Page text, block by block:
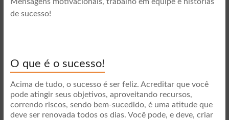
de sucesso!
O que é o sucesso!
Acima de tudo, o sucesso é ser feliz. Acreditar que você
pode atingir seus objetivos, aproveitando recursos,
correndo riscos, sendo bem-sucedido, é uma atitude que
deve ser renovada todos os dias. Você pode, e deve, criar